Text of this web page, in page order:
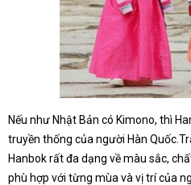
Nếu như Nhật Bản có Kimono, thì
truyền thống của người Hàn
Hanbok rất đa dạng về màu sắc,
phù hợp với từng mùa và vị trí của